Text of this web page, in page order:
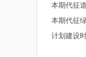
本期代征
本期代征
计划建设